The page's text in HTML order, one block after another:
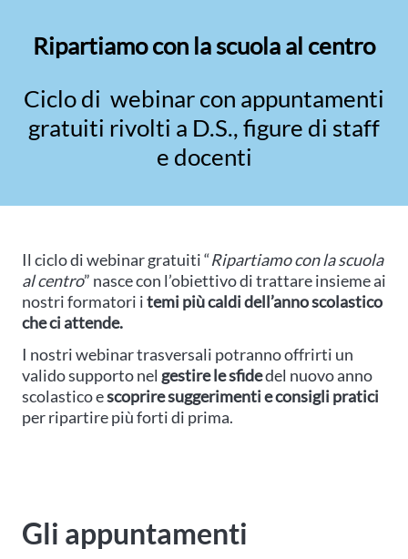
Ripartiamo con la scuola al centro
Ciclo di webinar con appuntamenti
gratuiti rivolti a D.S., figure di staff
e docenti
Il ciclo di webinar gratuiti “Ripartiamo con la scuola
al centro” nasce con l’obiettivo di trattare insieme ai
nostri formatori itemi più caldi dell’anno scolastico
che ci attende.
I nostri webinar trasversali potranno offrirti un
valido supporto nel gestire le sfidedel nuovo anno
scolastico escoprire suggerimenti e consigli pratici
per ripartire più forti di prima.
Gli appuntamenti